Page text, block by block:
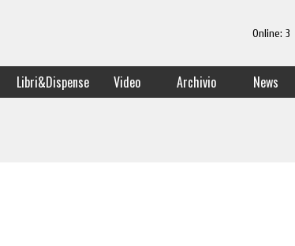
Online:
Libri&Dispense Video Archivio News